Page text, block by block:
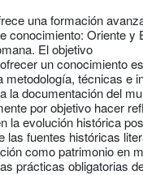
una formación
conocimiento: Oriente y
El objetivo
un conocimiento
metodología, técnicas e
la documentación del
por objetivo hacer
la evolución histórica
las fuentes históricas
como patrimonio en
prácticas obligatorias